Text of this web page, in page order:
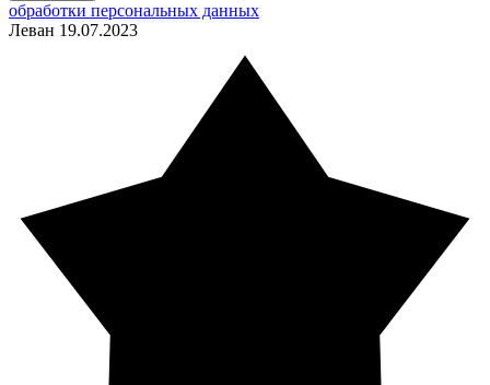
обработки персональных данных
Леван 19.07.2023